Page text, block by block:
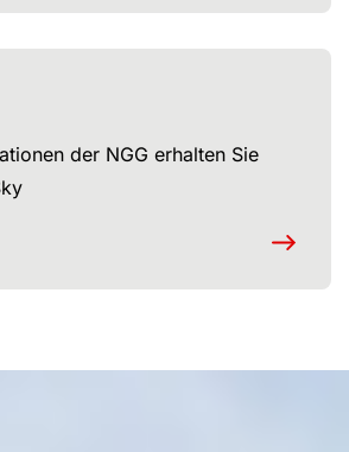
der NGG erhalten Sie